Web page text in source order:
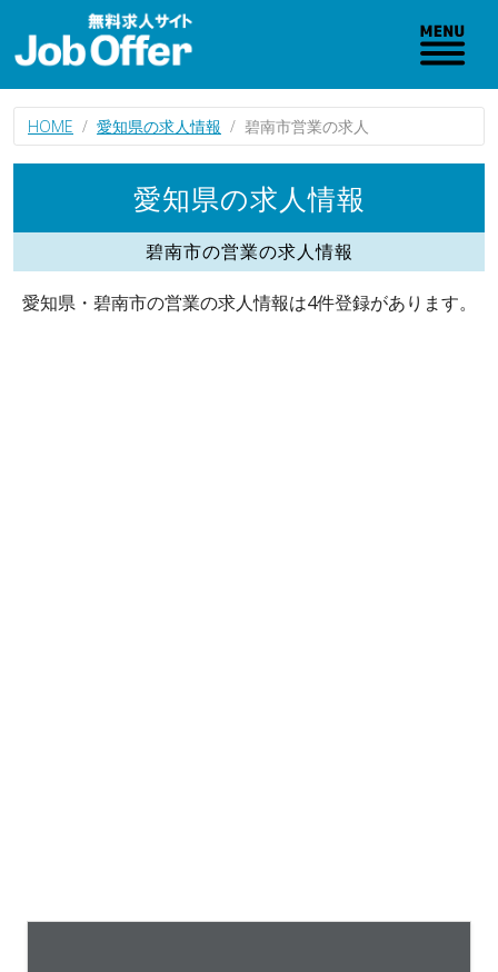
HOME 愛知県の求人情報 碧南市営業の求人
愛知県の求人情報
碧南市の営業の求人情報
愛知県・碧南市の営業の求人情報は4件登録があります。